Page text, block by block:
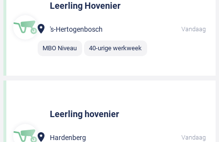
Leerling Hovenier
's-Hertogenbosch Vandaag
MBO Niveau 40-urige werkweek
Leerling hovenier
Hardenberg Vandaag